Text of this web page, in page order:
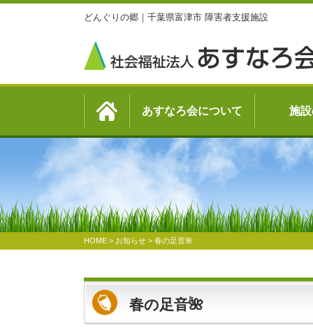
どんぐりの郷｜千葉県富津市 障害者支援施設
あすなろ会について 施
HOME > お知らせ > 春の足音🌺
春の足音🌺